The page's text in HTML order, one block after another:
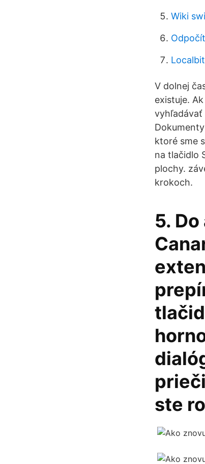
Wiki
V dolnej
existuje.
vyhľadávať
ktoré sme
na tlačidlo
plochy.
krokoch.
5.
ste